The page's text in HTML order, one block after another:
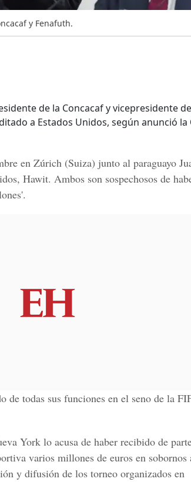
y Fenafuth.
de la Concacaf y vicepresidente de
a Estados Unidos, según anunció la
en Zúrich (Suiza) junto al paraguayo
Hawit. Ambos son sospechosos de
de todas sus funciones en el seno de la
York lo acusa de haber recibido de
varios millones de euros en sobornos
y difusión de los torneo organizados en